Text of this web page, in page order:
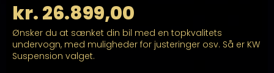
kr.26.899,00
kr. 22.399,00
Ønsker du at sænket din bil med en topkvalitets
undervogn, med muligheder for justeringer osv. Så er KW
Suspension valget.